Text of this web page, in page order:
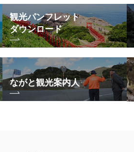
観光パンフレット
ダウンロード
ながと観光案内人